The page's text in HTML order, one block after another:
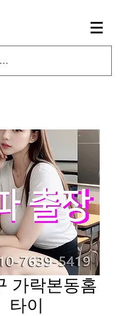
가락본동홈
타이